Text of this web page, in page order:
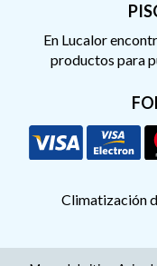
En Lucalor
productos para
Climatización